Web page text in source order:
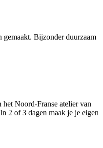
gemaakt. Bijzonder duurzaam
Noord-Franse atelier van
2 of 3 dagen maak je je eigen